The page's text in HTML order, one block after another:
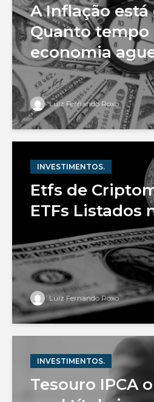
A Inflação está
Quanto tempo
economia
Luiz Fernando Roxo
INVESTIMENTOS.
Etfs de
ETFs Listados
Luiz Fernando Roxo
INVESTIMENTOS.
Tesouro IPCA